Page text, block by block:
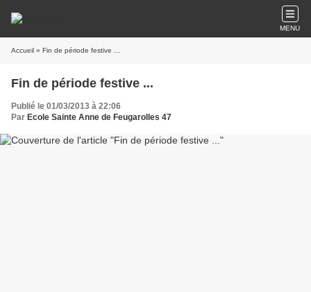
MENU
Accueil » Fin de période festive ...
Fin de période festive ...
Publié le 01/03/2013 à 22:06
Par Ecole Sainte Anne de Feugarolles 47